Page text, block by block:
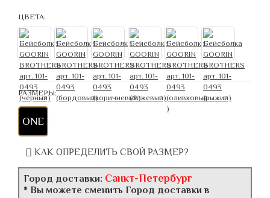
ЦВЕТА:
РАЗМЕРЫ:
ONE
КАК ОПРЕДЕЛИТЬ СВОЙ РАЗМЕР?
Город доставки: Санкт-Петербург
* Вы можете сменить Город доставки в